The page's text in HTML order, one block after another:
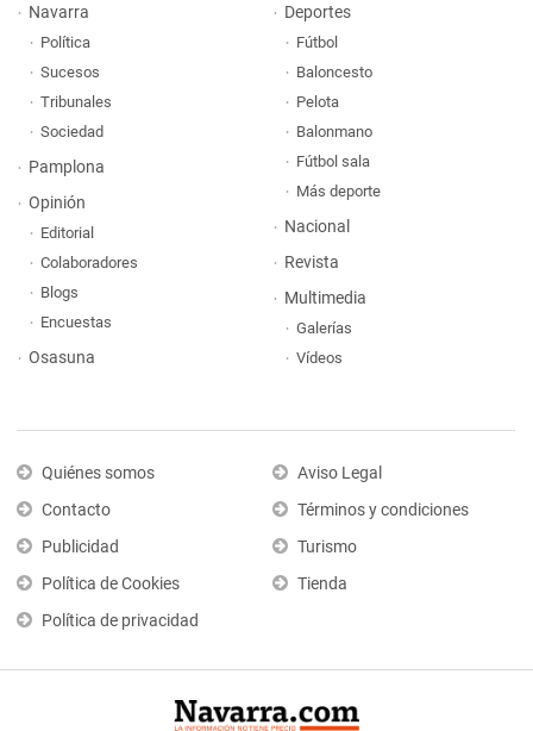
Navarra
Política
Sucesos
Tribunales
Sociedad
Pamplona
Opinión
Editorial
Colaboradores
Blogs
Encuestas
Osasuna
Deportes
Fútbol
Baloncesto
Pelota
Balonmano
Fútbol sala
Más deporte
Nacional
Revista
Multimedia
Galerías
Vídeos
Quiénes somos
Contacto
Publicidad
Política de Cookies
Política de privacidad
Aviso Legal
Términos y condiciones
Turismo
Tienda